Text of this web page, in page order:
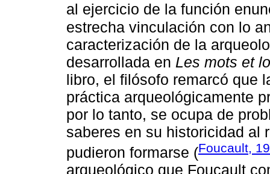
al ejercicio de la función
estrecha vinculación con lo
caracterización de la
desarrollada en Les mots et
libro, el filósofo remarcó que
práctica arqueológicamente
por lo tanto, se ocupa de
saberes en su historicidad al
pudieron formarse (Foucault,
arqueológico que Foucault